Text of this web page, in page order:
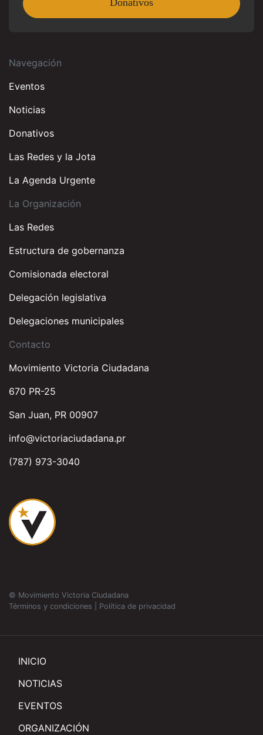
Donativos
Navegación
Eventos
Noticias
Donativos
Las Redes y la Jota
La Agenda Urgente
La Organización
Las Redes
Estructura de gobernanza
Comisionada electoral
Delegación legislativa
Delegaciones municipales
Contacto
Movimiento Victoria Ciudadana
670 PR-25
San Juan, PR 00907
info@victoriaciudadana.pr
(787) 973-3040
© Movimiento Victoria Ciudadana
Términos y condiciones
Política de privacidad
INICIO
NOTICIAS
EVENTOS
ORGANIZACIÓN